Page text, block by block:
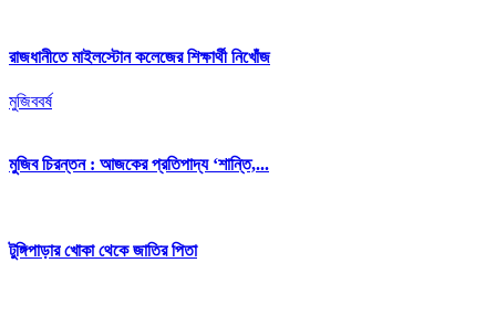
রাজধানীতে মাইলস্টোন কলেজের শিক্ষার্থী নিখোঁজ
মুজিববর্ষ
মুজিব চিরন্তন : আজকের প্রতিপাদ্য ‘শান্তি,...
টুঙ্গিপাড়ার খোকা থেকে জাতির পিতা